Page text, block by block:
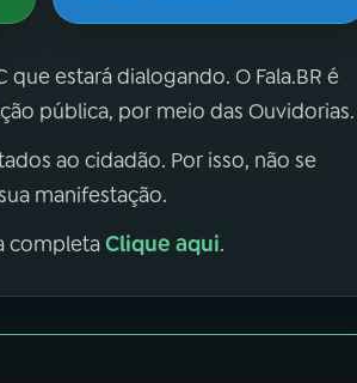
que estará dialogando. O Fala.BR é
pública, por meio das Ouvidorias.
ao cidadão. Por isso, não se
manifestação.
completaClique aqui.